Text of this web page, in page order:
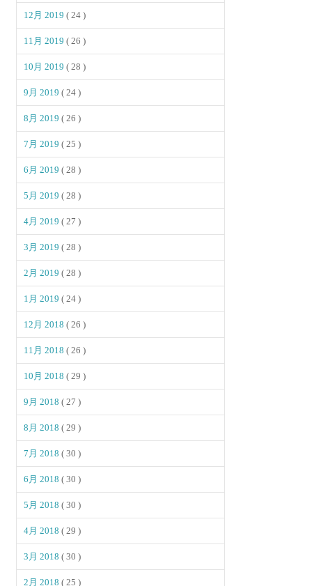
12月 2019( 24 )
11月 2019( 26 )
10月 2019( 28 )
9月 2019( 24 )
8月 2019( 26 )
7月 2019( 25 )
6月 2019( 28 )
5月 2019( 28 )
4月 2019( 27 )
3月 2019( 28 )
2月 2019( 28 )
1月 2019( 24 )
12月 2018( 26 )
11月 2018( 26 )
10月 2018( 29 )
9月 2018( 27 )
8月 2018( 29 )
7月 2018( 30 )
6月 2018( 30 )
5月 2018( 30 )
4月 2018( 29 )
3月 2018( 30 )
2月 2018( 25 )